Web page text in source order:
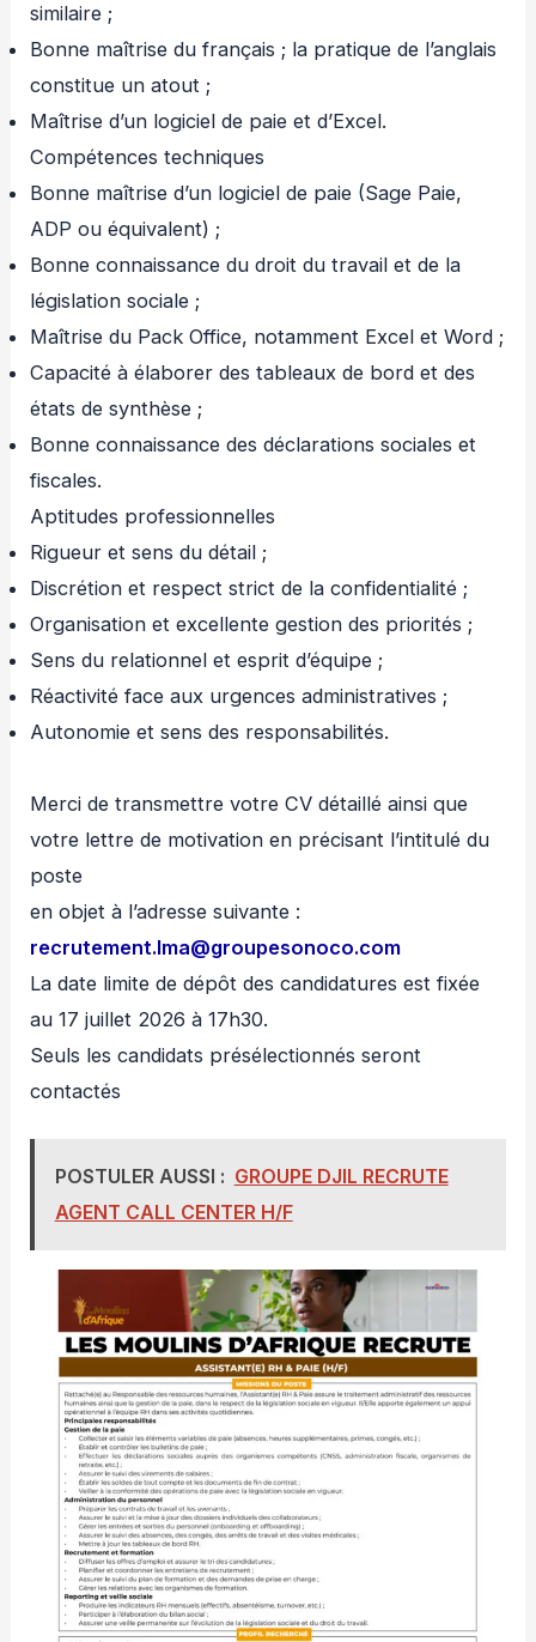
similaire ;
Bonne maîtrise du français ; la pratique de l’anglais
constitue un atout ;
Maîtrise d’un logiciel de paie et d’Excel.
Compétences techniques
Bonne maîtrise d’un logiciel de paie (Sage Paie,
ADP ou équivalent) ;
Bonne connaissance du droit du travail et de la
législation sociale ;
Maîtrise du Pack Office, notamment Excel et Word ;
Capacité à élaborer des tableaux de bord et des
états de synthèse ;
Bonne connaissance des déclarations sociales et
fiscales.
Aptitudes professionnelles
Rigueur et sens du détail ;
Discrétion et respect strict de la confidentialité ;
Organisation et excellente gestion des priorités ;
Sens du relationnel et esprit d’équipe ;
Réactivité face aux urgences administratives ;
Autonomie et sens des responsabilités.
Merci de transmettre votre CV détaillé ainsi que
votre lettre de motivation en précisant l’intitulé du
poste
en objet à l’adresse suivante :
recrutement.Ima@groupesonoco.com
La date limite de dépôt des candidatures est fixée
au 17 juillet 2026 à 17h30.
Seuls les candidats présélectionnés seront
contactés
POSTULER AUSSI : GROUPE DJIL RECRUTE
AGENT CALL CENTER H/F